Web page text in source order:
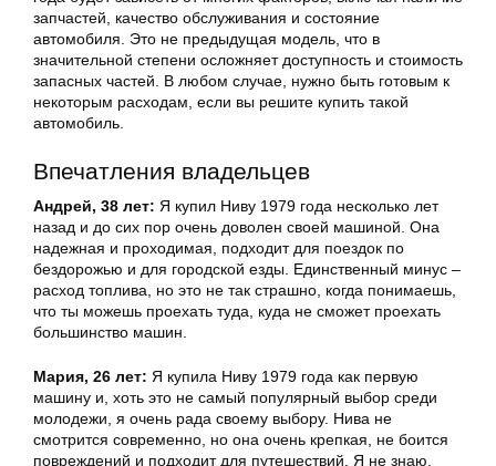
запчастей, качество обслуживания и состояние
автомобиля. Это не предыдущая модель, что в
значительной степени осложняет доступность и стоимость
запасных частей. В любом случае, нужно быть готовым к
некоторым расходам, если вы решите купить такой
автомобиль.
Впечатления владельцев
Андрей, 38 лет: Я купил Ниву 1979 года несколько лет
назад и до сих пор очень доволен своей машиной. Она
надежная и проходимая, подходит для поездок по
бездорожью и для городской езды. Единственный минус –
расход топлива, но это не так страшно, когда понимаешь,
что ты можешь проехать туда, куда не сможет проехать
большинство машин.
Мария, 26 лет: Я купила Ниву 1979 года как первую
машину и, хоть это не самый популярный выбор среди
молодежи, я очень рада своему выбору. Нива не
смотрится современно, но она очень крепкая, не боится
повреждений и подходит для путешествий. Я не знаю,